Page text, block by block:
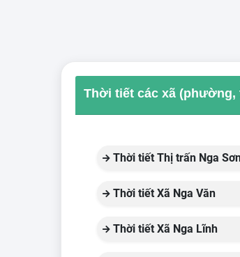
Thời tiết các xã (phường,
Thời tiết Thị trấn Nga
Thời tiết Xã Nga Văn
Thời tiết Xã Nga Lĩnh